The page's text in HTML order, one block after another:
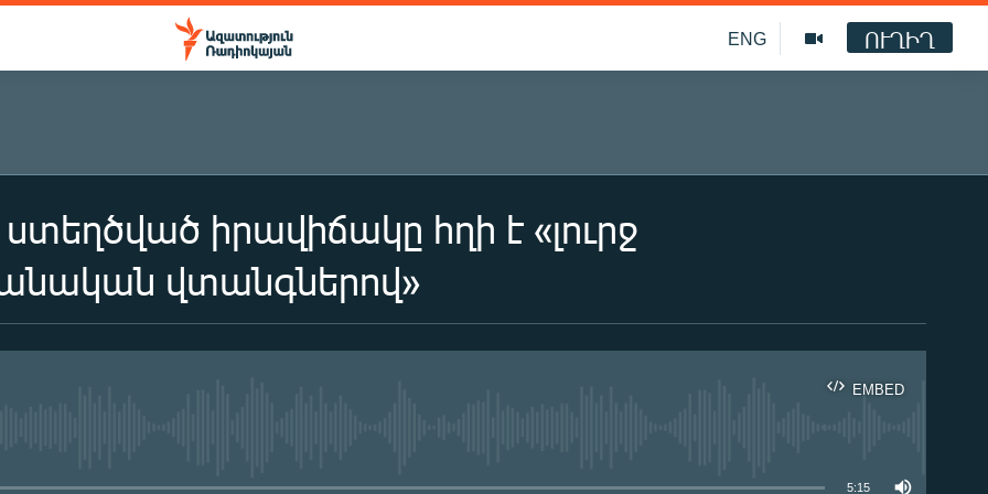
ENG ՈՒՂԻՂ
իրավիճակը հղի է «լուրջ
վտանգներով»
EMBED
5:15